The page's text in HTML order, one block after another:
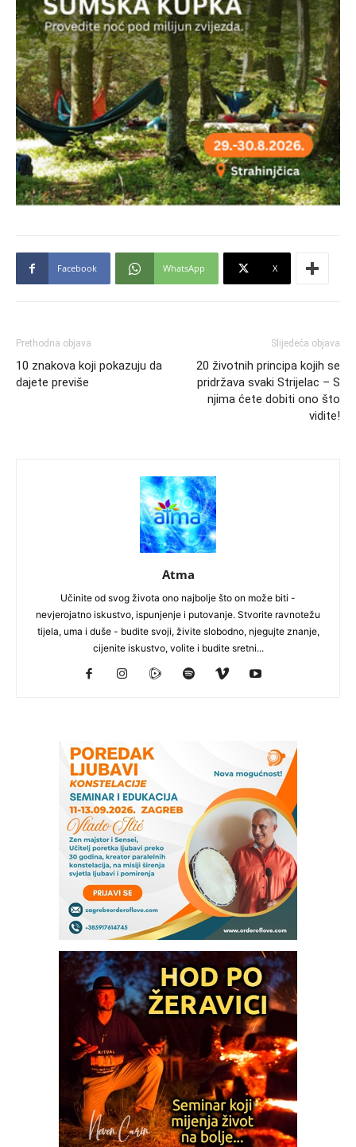
Facebook WhatsApp X
Prethodna objava
10 znakova koji pokazuju da
dajete previše
Slijedeća objava
20 životnih principa kojih se
pridržava svaki Strijelac – S
njima ćete dobiti ono što
vidite!
Atma
Učinite od svog života ono najbolje što on može biti -
nevjerojatno iskustvo, ispunjenje i putovanje. Stvorite ravnotežu
tijela, uma i duše - budite svoji, živite slobodno, njegujte znanje,
cijenite iskustvo, volite i budite sretni...